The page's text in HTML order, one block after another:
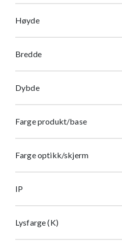
Høyde
Bredde
Dybde
Farge produkt/base
Farge optikk/skjerm
IP
Lysfarge (K)